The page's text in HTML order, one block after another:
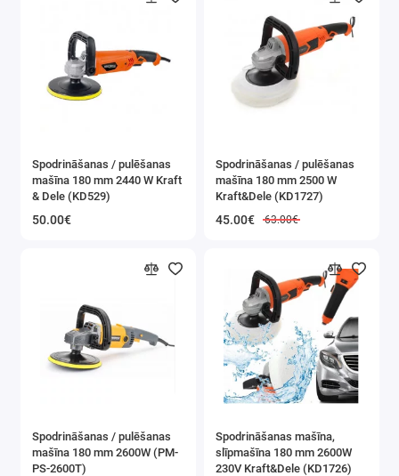
Virpas
Galda zāģi
Instrumentu asināšanas iekārtas
Galda urbjmašīnas
Elektrodzinēji, elektromotori
Spodrināšanas / pulēšanas
mašīna 180 mm 2440 W Kraft
& Dele (KD529)
50.00€
Spodrināšanas / pulēšanas
mašīna 180 mm 2500 W
Kraft&Dele (KD1727)
45.00€ 63.00€
Spodrināšanas / pulēšanas
mašīna 180 mm 2600W (PM-
PS-2600T)
Spodrināšanas mašīna,
slīpmašīna 180 mm 2600W
230V Kraft&Dele (KD1726)